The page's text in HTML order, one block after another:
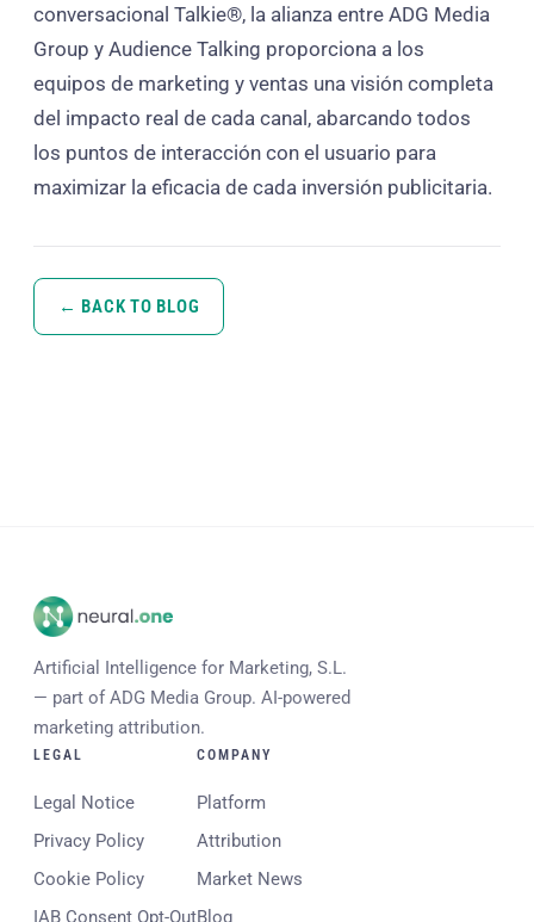
conversacional Talkie®, la alianza entre ADG Media
Group y Audience Talking proporciona a los
equipos de marketing y ventas una visión completa
del impacto real de cada canal, abarcando todos
los puntos de interacción con el usuario para
maximizar la eficacia de cada inversión publicitaria.
← BACK TO BLOG
Artificial Intelligence for Marketing, S.L.
— part of ADG Media Group. AI-powered
marketing attribution.
LEGAL
Legal Notice
Privacy Policy
Cookie Policy
IAB Consent Opt-Out
COMPANY
Platform
Attribution
Market News
Blog